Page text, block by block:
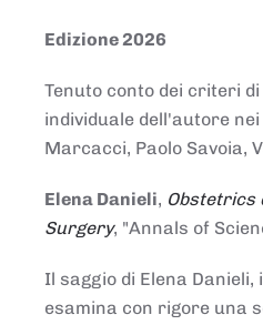
Edizione 2026
Tenuto conto dei criteri
individuale dell'autore
Marcacci, Paolo Savoia,
Elena Danieli, Obstetrics
Surgery, "Annals of
Il saggio di Elena
esamina con rigore una